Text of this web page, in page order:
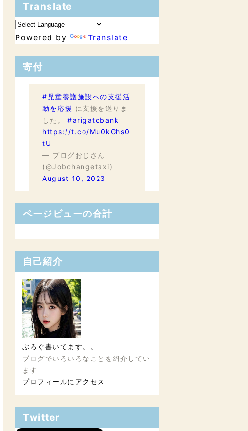
Translate
Powered by Translate
寄付
#児童養護施設への支援活
動を応援 に支援を送りま
した。 #arigatobank
https://t.co/Mu0kGhs0
tU
— ブログおじさん
(@Jobchangetaxi)
August 10, 2023
ページビューの合計
自己紹介
ぶろぐ書いてます。。
ブログでいろいろなことを紹介してい
ます
プロフィールにアクセス
Twitter